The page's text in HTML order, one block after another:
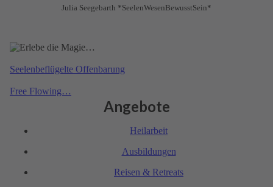
Julia Seegebarth *SeelenWesenBewusstSein*
Seelen­­be­­flü­­gelte Offen­barung
Free Flowing…
Angebote
Heil­arbeit
Ausbil­dungen
Reisen & Retreats